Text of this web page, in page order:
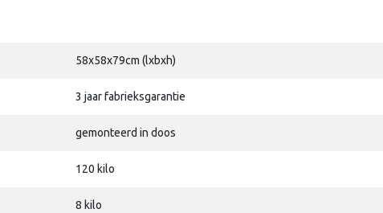
58x58x79cm (lxbxh)
3 jaar fabrieksgarantie
gemonteerd in doos
120 kilo
8 kilo